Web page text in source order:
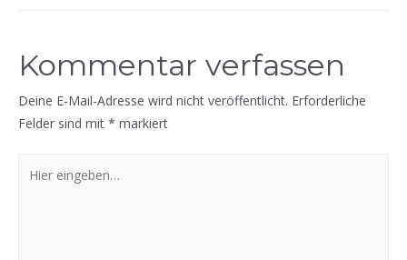
Kommentar verfassen
Deine E-Mail-Adresse wird nicht veröffentlicht. Erforderliche
Felder sind mit * markiert
eingeben…